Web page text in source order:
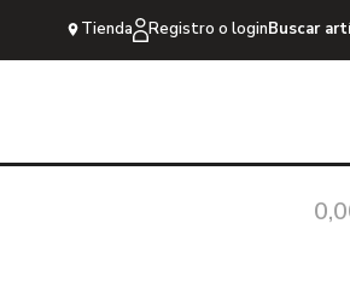
Tienda Registro o loginBuscar